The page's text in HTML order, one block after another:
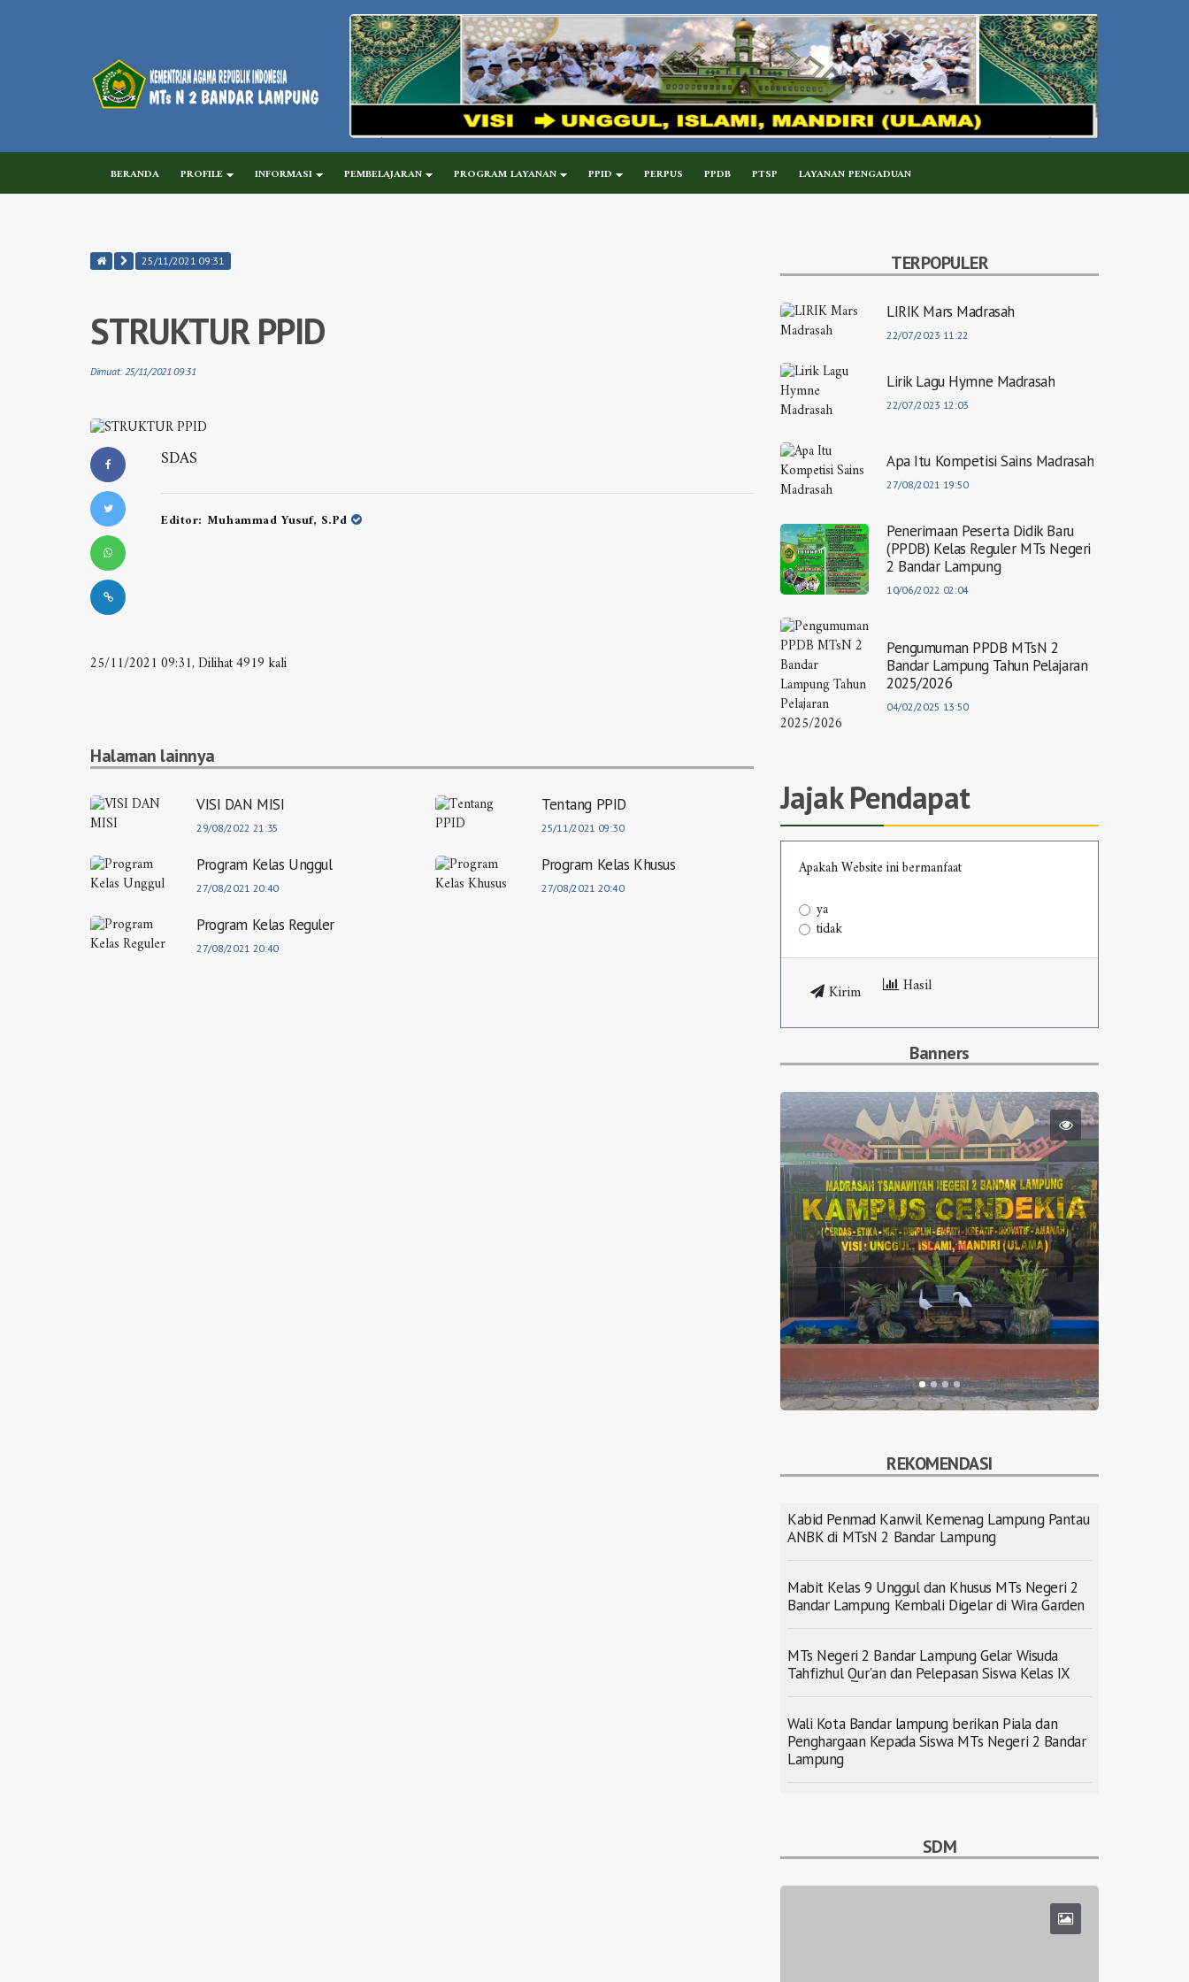
BERANDA PROFILE INFORMASI PEMBELAJARAN PROGRAM LAYANAN PPID PERPUS PPDB PTSP LAYANAN PENGADUAN
25/11/2021 09:31
STRUKTUR PPID
Dimuat: 25/11/2021 09:31
SDAS
Editor: Muhammad Yusuf, S.Pd
25/11/2021 09:31, Dilihat 4919 kali
Halaman lainnya
VISI DAN MISI
29/08/2022 21:35
Tentang PPID
25/11/2021 09:30
Program Kelas Unggul
27/08/2021 20:40
Program Kelas Khusus
27/08/2021 20:40
Program Kelas Reguler
27/08/2021 20:40
TERPOPULER
LIRIK Mars Madrasah
22/07/2023 11:22
Lirik Lagu Hymne Madrasah
22/07/2023 12:03
Apa Itu Kompetisi Sains Madrasah
27/08/2021 19:50
Penerimaan Peserta Didik Baru
(PPDB) Kelas Reguler MTs Negeri
2 Bandar Lampung
10/06/2022 02:04
Pengumuman PPDB MTsN 2
Bandar Lampung Tahun Pelajaran
2025/2026
04/02/2025 13:50
Jajak Pendapat
Apakah Website ini bermanfaat
ya
tidak
Kirim Hasil
Banners
REKOMENDASI
Kabid Penmad Kanwil Kemenag Lampung Pantau
ANBK di MTsN 2 Bandar Lampung
Mabit Kelas 9 Unggul dan Khusus MTs Negeri 2
Bandar Lampung Kembali Digelar di Wira Garden
MTs Negeri 2 Bandar Lampung Gelar Wisuda
Tahfizhul Qur'an dan Pelepasan Siswa Kelas IX
Wali Kota Bandar lampung berikan Piala dan
Penghargaan Kepada Siswa MTs Negeri 2 Bandar
Lampung
SDM